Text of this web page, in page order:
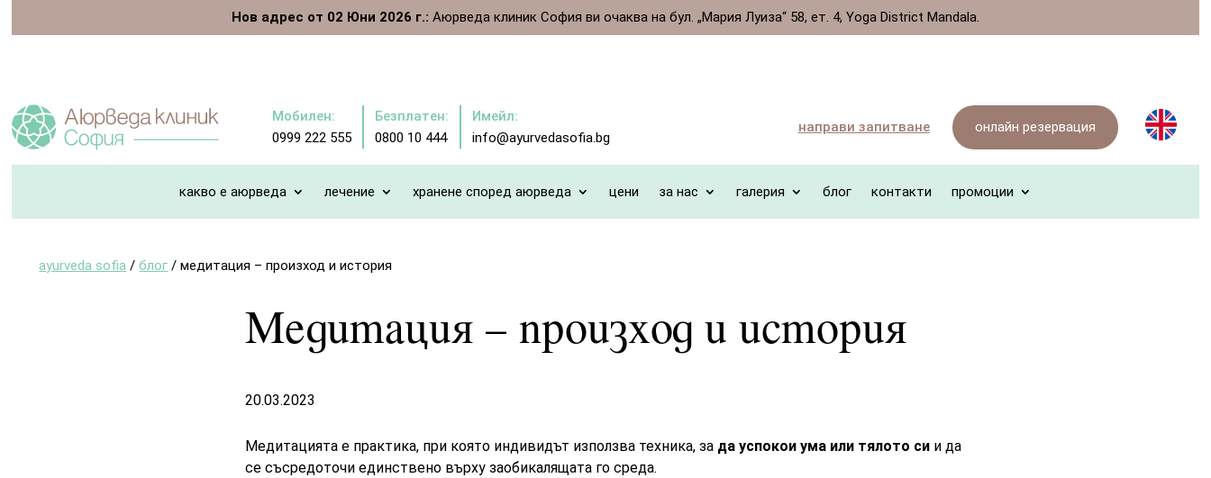
Нов адрес от 02 Юни 2026 г.: Аюрведа клиник София ви очаква на бул. „Мария Луиза“ 58, ет. 4, Yoga District Mandala.
Мобилен:
0999 222 555
Безплатен:
0800 10 444
Имейл:
info@ayurvedasofia.bg
направи запитване онлайн резервация
какво е аюрведа лечение хранене според аюрведа цени за нас галерия блог контакти промоции
ayurveda sofia /блог /медитация – произход и история
Медитация – произход и история
20.03.2023
Медитациятае практика, при която индивидът използва техника, за да успокои ума или тялото сии да
се съсредоточи единствено върху заобикалящата го среда.